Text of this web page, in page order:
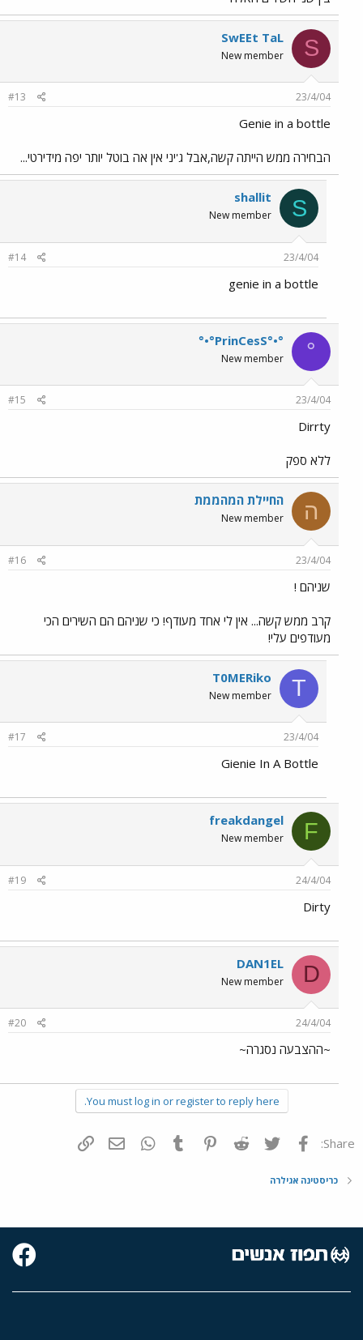
S
SwEEt TaL
New member
23/4/04
#13
Genie in a bottle
הבחירה ממש הייתה קשה,אבל ג'יני אין אה בוטל יותר יפה מידירטי...
S
shallit
New member
23/4/04
#14
genie in a bottle
°
°•°PrinCesS°•°
New member
23/4/04
#15
Dirrty
ללא ספק
ה החיילת המהממת
New member
23/4/04
#16
שניהם !
קרב ממש קשה... אין לי אחד מעודף! כי שניהם הם השירים הכי
מעודפים עלי!
T
T0MERiko
New member
23/4/04
#17
Gienie In A Bottle
F
freakdangel
New member
24/4/04
#19
Dirty
D
DAN1EL
New member
24/4/04
#20
~ההצבעה נסגרה~
You must log in or register to reply here.
Share: פייסבוק Twitter
Reddit
Pinterest
Tumblr
WhatsAppדואר אלקטרוני
כריסטינה אגילרה